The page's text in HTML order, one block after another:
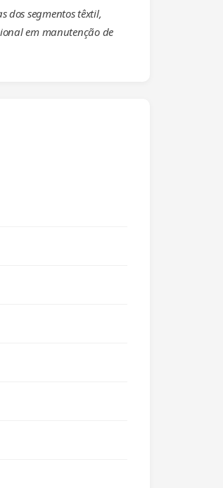
dos segmentos têxtil,
em manutenção de